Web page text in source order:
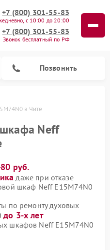
+7 (800) 301-55-83
с 10:00 до 20:00
+7 (800) 301-55-83
Звонок бесплатный по РФ
Позвонить
в Чите
Neff
руб.
даже при отказе
шкаф Neff E15M74N0
по ремонту духовых
до 3-х лет
шкафов Neff E15M74N0